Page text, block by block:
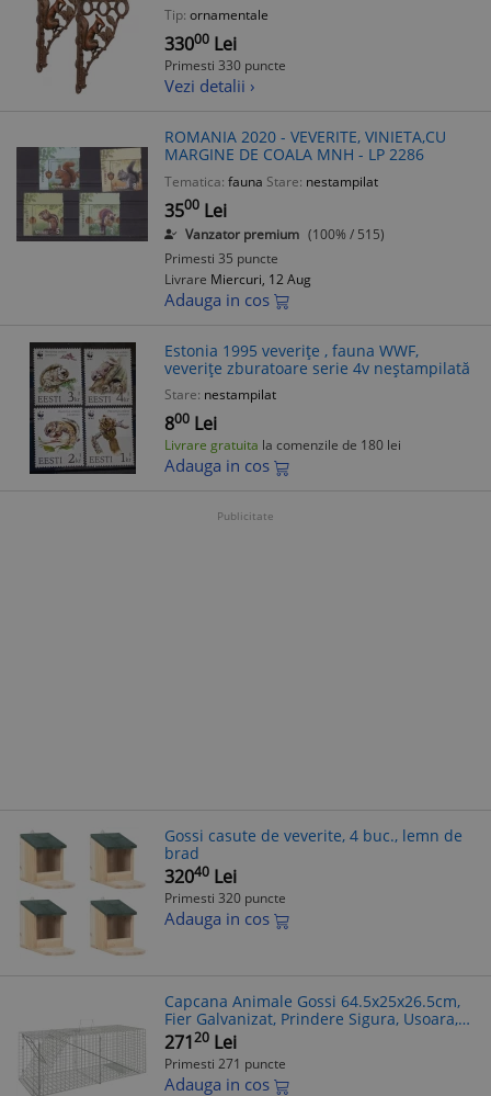
Tip: ornamentale
33000 Lei
Primesti 330 puncte
Vezi detalii ›
ROMANIA 2020 - VEVERITE, VINIETA,CU
MARGINE DE COALA MNH - LP 2286
Tematica: fauna Stare: nestampilat
3500 Lei
Vanzator premium (100% / 515)
Primesti 35 puncte
Livrare Miercuri, 12 Aug
Adauga in cos
Estonia 1995 veverițe , fauna WWF,
veverițe zburatoare serie 4v neștampilată
Stare: nestampilat
800 Lei
Livrare gratuita la comenzile de 180 lei
Adauga in cos
Publicitate
Gossi casute de veverite, 4 buc., lemn de
brad
32040 Lei
Primesti 320 puncte
Adauga in cos
Capcana Animale Gossi 64.5x25x26.5cm,
Fier Galvanizat, Prindere Sigura, Usoara,
Reutilizabila, Pentru Soareci, Veverite,
Iepuri
27120 Lei
Primesti 271 puncte
Adauga in cos